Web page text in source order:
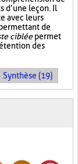
d’une leçon. Il
avec leurs
de
cibléepermet
des
Synthèse (19)